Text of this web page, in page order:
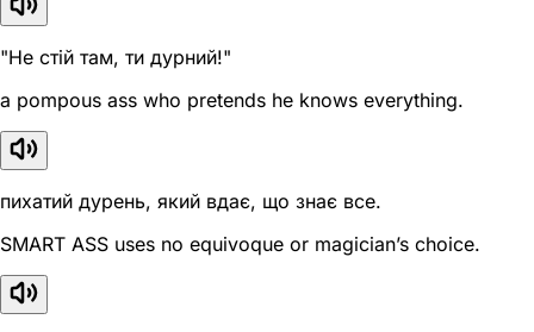
"Не стій там, ти дурний!"
a pompous ass who pretends he knows everything.
пихатий дурень, який вдає, що знає все.
SMART ASS uses no equivoque or magician’s choice.